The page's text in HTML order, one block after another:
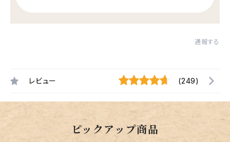
通報する
レビュー (249)
ピックアップ商品